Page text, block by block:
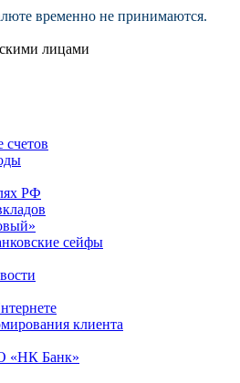
временно не принимаются.
лицами
счетов
РФ
сейфы
клиента
«НК Банк»